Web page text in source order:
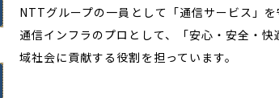
NTTグループの一員として「通信サービス」
通信インフラのプロとして、「安心・安全・
域社会に貢献する役割を担っています。